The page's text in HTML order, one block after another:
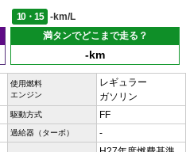
10・15
-km/L
満タンでどこまで走る？
-km
使用燃料
エンジン
レギュラー
ガソリン
駆動方式 FF
過給器（ターボ） -